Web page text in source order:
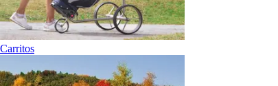
Carritos